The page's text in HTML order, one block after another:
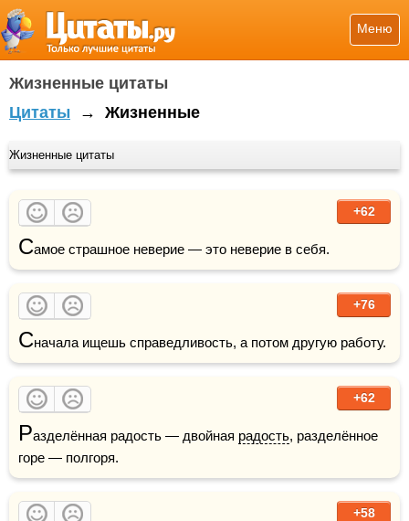
Меню
Жизненные цитаты
Цитаты → Жизненные
Жизненные цитаты
+62
Самое страшное неверие — это неверие в себя.
+76
Сначала ищешь справедливость, а потом другую работу.
+62
Разделённая радость — двойная радость, разделённое
горе — полгоря.
+58